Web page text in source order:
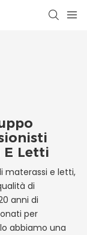
E Letti
materassi e letti,
di
anni di
per
abbiamo una